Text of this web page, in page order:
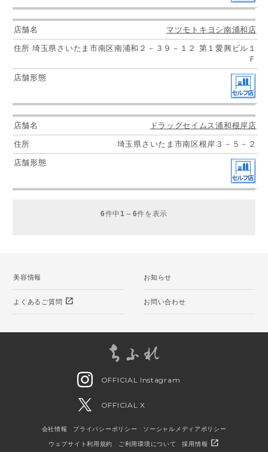
マツモトキヨシ南浦和店
埼玉県さいたま市南区南浦和２－３９－１２ 第１愛興ビル１
Ｆ
ドラッグセイムス浦和根岸店
埼玉県さいたま市南区根岸３－５－２
6件中 1 ～ 6件を表示
美容情報 お知らせ
よくあるご質問 open_in_new お問い合わせ
OFFICIAL Instagram
OFFICIAL X
会社情報 プライバシーポリシー ソーシャルメディアポリシー
ウェブサイト利用規約 ご利用環境について 採用情報 open_in_new